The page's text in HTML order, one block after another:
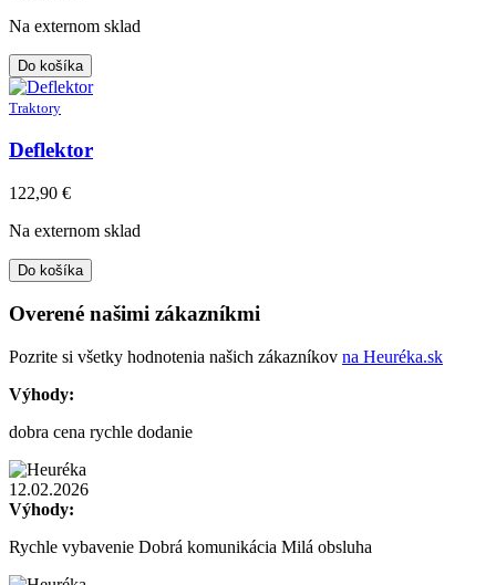
Na externom sklad
Do košíka
Traktory
Deflektor
122,90 €
Na externom sklad
Do košíka
Overené našimi zákazníkmi
Pozrite si všetky hodnotenia našich zákazníkov na Heuréka.sk
Výhody:
dobra cena rychle dodanie
12.02.2026
Výhody:
Rychle vybavenie Dobrá komunikácia Milá obsluha